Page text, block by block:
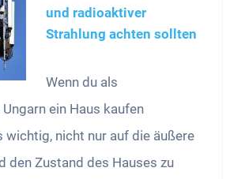
und radioaktiver
Strahlung achten sollten
Wenn du als
ein Haus kaufen
wichtig, nicht nur auf die äußere
den Zustand des Hauses zu